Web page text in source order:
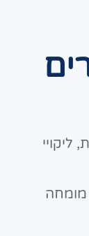
ליקויי
מומחה